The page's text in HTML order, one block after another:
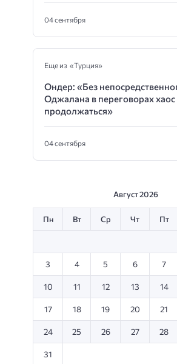
04 сентября
Еще из «Турция»
Ондер: «Без
Оджалана в переговорах хаос
продолжаться»
04 сентября
Август 2026
Пн Вт Ср Чт Пт
3 4 5 6 7
10 11 12 13 14
17 18 19 20 21
24 25 26 27 28
31